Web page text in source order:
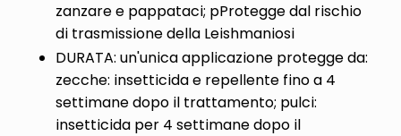
zanzare e pappataci; pProtegge dal rischio
di trasmissione della Leishmaniosi
DURATA: un'unica applicazione protegge da:
zecche: insetticida e repellente fino a 4
settimane dopo il trattamento; pulci:
insetticida per 4 settimane dopo il